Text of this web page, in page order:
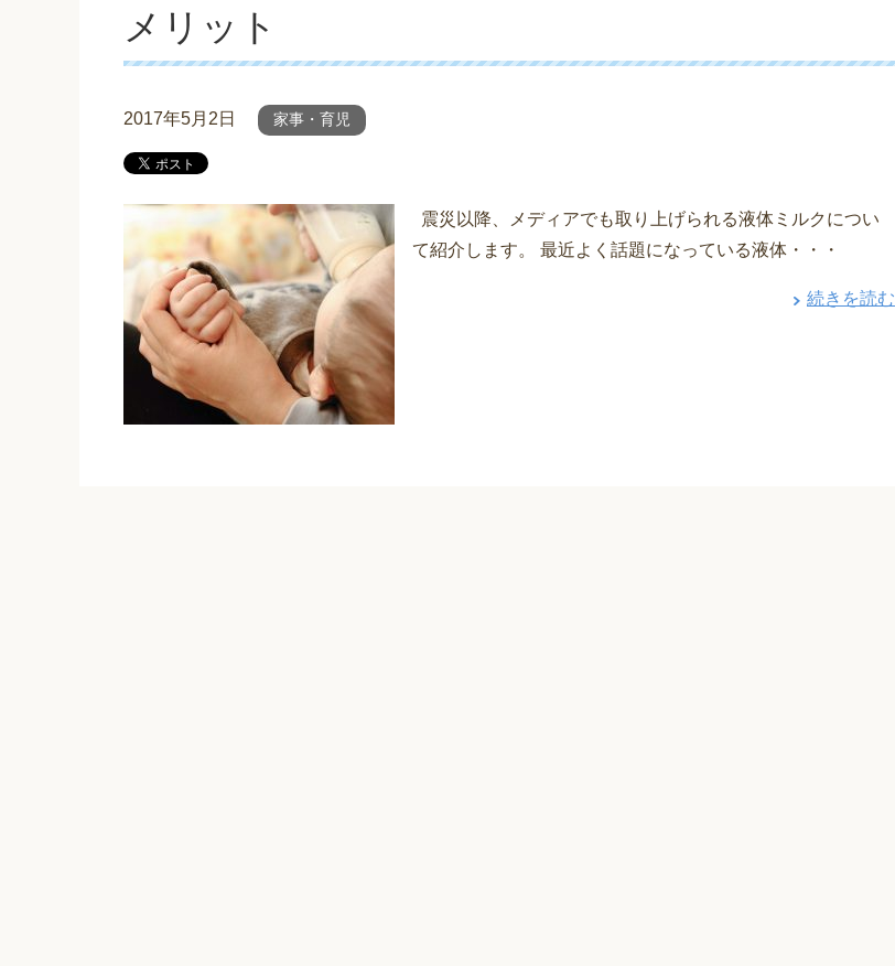
メリット
2017年5月2日 家事・育児
震災以降、メディアでも取り上げられる液体ミルクについ
て紹介します。 最近よく話題になっている液体・・・
続きを読む